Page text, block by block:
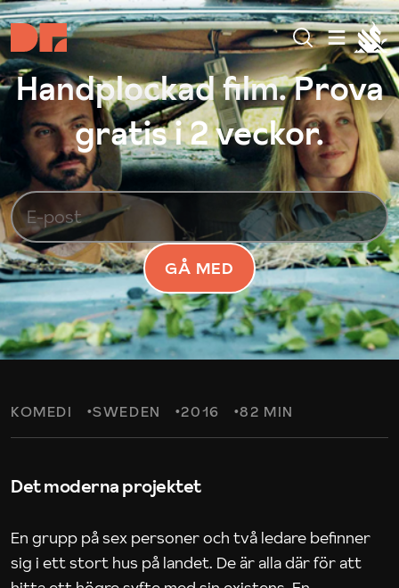
Handplockad film. Prova
gratis i 2 veckor.
GÅ MED
KOMEDI SWEDEN 2016 82 MIN
Det moderna projektet
En grupp på sex personer och två ledare befinner
sig i ett stort hus på landet. De är alla där för att